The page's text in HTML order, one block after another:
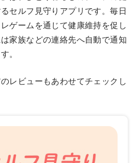
セルフ見守りアプリです。毎日
ゲームを通じて健康維持を促し
家族などの連絡先へ自動で通知
。
レビューもあわせてチェックし